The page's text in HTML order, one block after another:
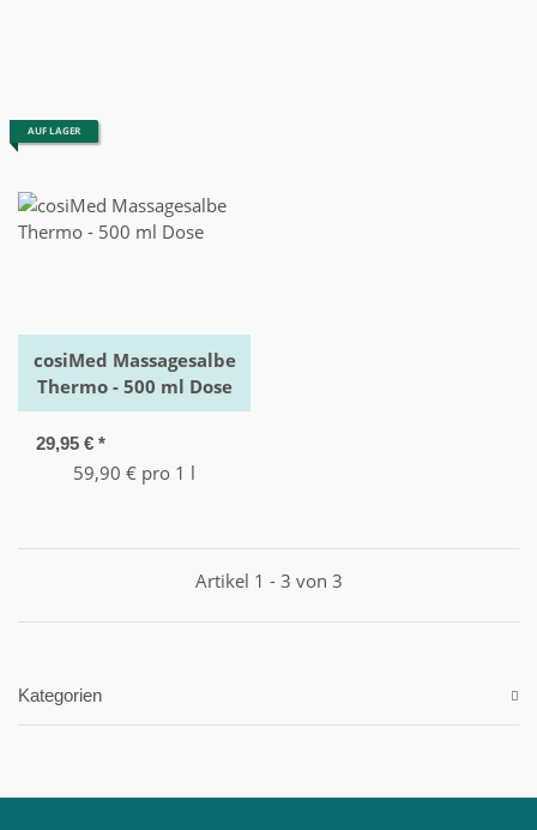
AUF LAGER
cosiMed Massagesalbe
Thermo - 500 ml Dose
29,95 € *
59,90 € pro 1 l
Artikel 1 - 3 von 3
Kategorien